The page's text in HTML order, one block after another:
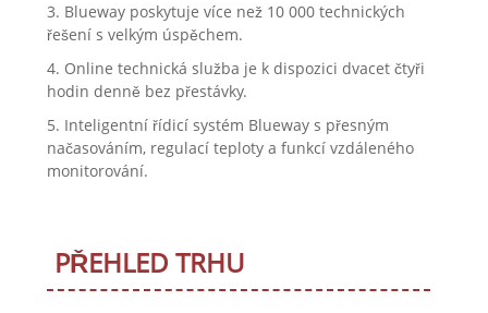
3. Blueway poskytuje více než 10 000 technických
řešení s velkým úspěchem.
4. Online technická služba je k dispozici dvacet čtyři
hodin denně bez přestávky.
5. Inteligentní řídicí systém Blueway s přesným
načasováním, regulací teploty a funkcí vzdáleného
monitorování.
PŘEHLED TRHU